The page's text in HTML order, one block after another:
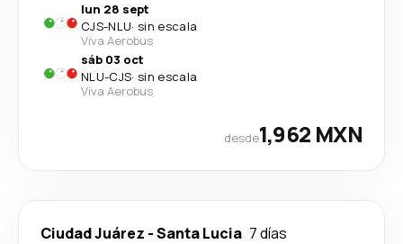
lun 28 sept
CJS-NLU· sin escala
Viva Aerobus
sáb 03 oct
NLU-CJS· sin escala
Viva Aerobus
desde1,962 MXN
Ciudad Juárez -Santa Lucia 7 días